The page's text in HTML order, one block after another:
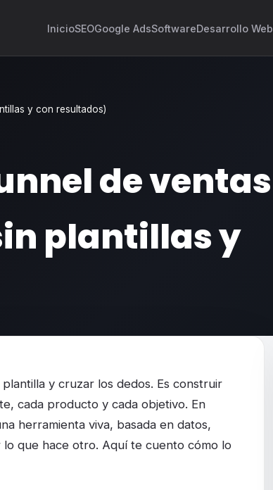
InicioSEOGoogle AdsSoftwareDesarrollo Web
y con resultados)
de ventas
plantillas y
y cruzar los dedos. Es construir
cada producto y cada objetivo. En
herramienta viva, basada en datos,
que hace otro. Aquí te cuento cómo lo